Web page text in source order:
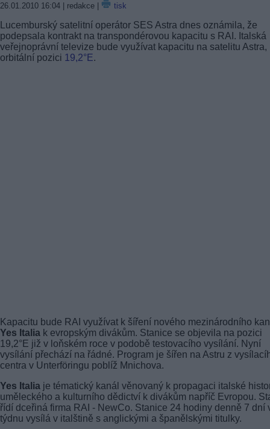
26.01.2010 16:04 | redakce | tisk
Lucemburský satelitní operátor SES Astra dnes oznámila, že
podepsala kontrakt na transpondérovou kapacitu s RAI. Italská
veřejnoprávní televize bude využívat kapacitu na satelitu Astra,
orbitální pozici 19,2°E.
Kapacitu bude RAI využívat k šíření nového mezinárodního
Yes Italia k evropským divákům. Stanice se objevila na pozici
19,2°E již v loňském roce v podobě testovacího vysílání. Nyní
vysílání přechází na řádné. Program je šířen na Astru z
centra v Unterföringu poblíž Mnichova.
Yes Italia je tématický kanál věnovaný k propagaci italské
uměleckého a kulturního dědictví k divákům napříč Evropou.
řídí dceřiná firma RAI - NewCo. Stanice 24 hodiny denně 7 dní
týdnu vysílá v italštině s anglickými a španělskými titulky.